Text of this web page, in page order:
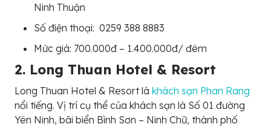
Ninh Thuận
Số điện thoại: 0259 388 8883
Mức giá: 700.000đ – 1.400.000đ/ đêm
2. Long Thuan Hotel & Resort
Long Thuan Hotel & Resort là khách sạn Phan Rang
nổi tiếng. Vị trí cụ thể của khách sạn là Số 01 đường
Yên Ninh, bãi biển Bình Sơn – Ninh Chữ, thành phố